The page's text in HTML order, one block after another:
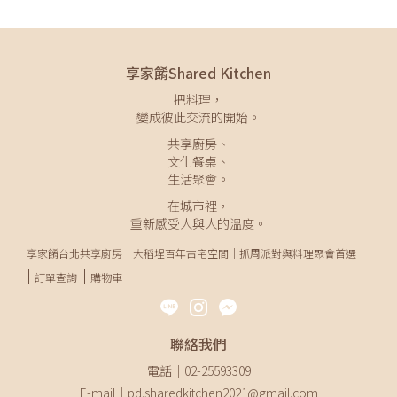
享家餚Shared Kitchen
把料理，
變成彼此交流的開始。
共享廚房、
文化餐桌、
生活聚會。
在城市裡，
重新感受人與人的溫度。
享家餚台北共享廚房｜大稻埕百年古宅空間｜抓周派對與料理聚會首選
訂單查詢
購物車
聯絡我們
電話｜02-25593309
E-mail｜pd.sharedkitchen2021@gmail.com